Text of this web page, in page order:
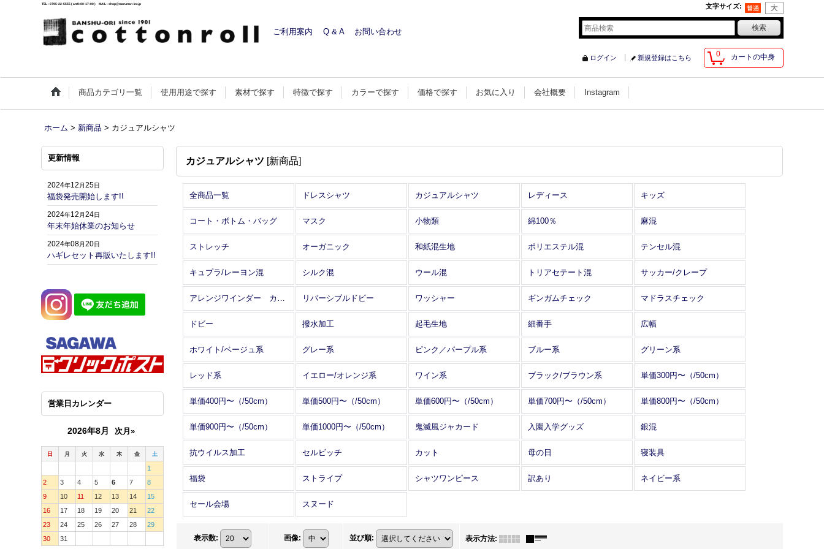
TEL : 0795-22-5555 ( am9:00-17:00 ) MAIL : shop@maruman-inc.jp 文字サイズ:
ご利用案内 Q & A お問い合わせ
0 カートの中身
ログイン 新規登録はこちら
商品カテゴリ一覧 使用用途で探す 素材で探す 特徴で探す カラーで探す 価格で探す お気に入り 会社概要 Instagram
ホーム > 新商品 > カジュアルシャツ
更新情報
2024年12 月25日
福袋発売開始します!!
2024年12 月24日
年末年始休業のお知らせ
2024年08月20日
ハギレセット再販いたします!!
営業日カレンダー
2026年8月 次月»
日 月 火 水 木 金 土
1
2
3 4 5 6 7
8
9
10 11 12 13 14
15
16
17 18 19 20 21
22
23
24 25 26 27 28
29
30
31
カジュアルシャツ [新商品]
全商品一覧 ドレスシャツ カジュアルシャツ レディース キッズ
コート・ボトム・バッグ マスク 小物類 綿100％ 麻混
ストレッチ オーガニック 和紙混生地 ポリエステル混 テンセル混
キュプラ/レーヨン混 シルク混 ウール混 トリアセテート混 サッカー/クレープ
アレンジワインダー カットジャカード リバーシブルドビー ワッシャー ギンガムチェック マドラスチェック
ドビー 撥水加工 起毛生地 細番手 広幅
ホワイト/ベージュ系 グレー系 ピンク／パープル系 ブルー系 グリーン系
レッド系 イエロー/オレンジ系 ワイン系 ブラック/ブラウン系 単価300円〜（/50cm）
単価400円〜（/50cm） 単価500円〜（/50cm） 単価600円〜（/50cm） 単価700円〜（/50cm） 単価800円〜（/50cm）
単価900円〜（/50cm） 単価1000円〜（/50cm） 鬼滅風ジャカード 入園入学グッズ 銀混
抗ウイルス加工 セルビッチ カット 母の日 寝装具
福袋 ストライプ シャツワンピース 訳あり ネイビー系
セール会場 スヌード
表示数: 画像: 並び順: 表示方法: